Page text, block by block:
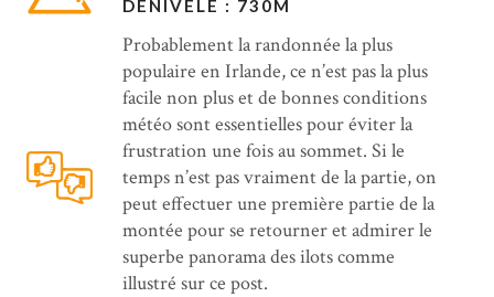
DÉNIVELÉ : 730M
Probablement la randonnée la plus
populaire en Irlande, ce n’est pas la plus
facile non plus et de bonnes conditions
météo sont essentielles pour éviter la
frustration une fois au sommet. Si le
temps n’est pas vraiment de la partie, on
peut effectuer une première partie de la
montée pour se retourner et admirer le
superbe panorama des ilots comme
illustré sur ce post.